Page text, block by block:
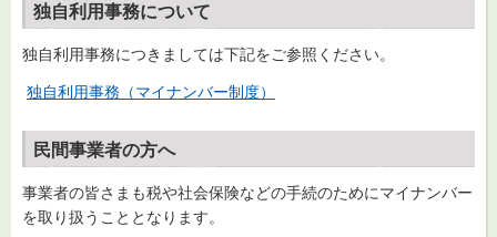
独自利用事務について
独自利用事務につきましては下記をご参照ください。
独自利用事務（マイナンバー制度）
民間事業者の方へ
事業者の皆さまも税や社会保険などの手続のためにマイナンバー
を取り扱うこととなります。